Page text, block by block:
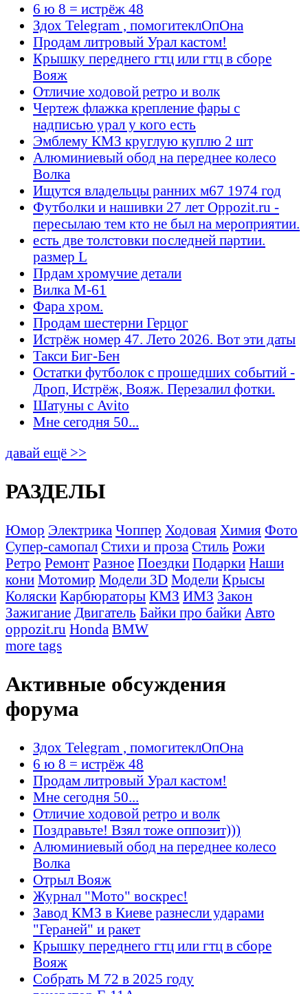
6 ю 8 = истрёж 48
Здох Telegram , помогитеклОпОна
Продам литровый Урал кастом!
Крышку переднего гтц или гтц в сборе
Вояж
Отличие ходовой ретро и волк
Чертеж флажка крепление фары с
надписью урал у кого есть
Эмблему КМЗ круглую куплю 2 шт
Алюминиевый обод на переднее колесо
Волка
Ищутся владельцы ранних м67 1974 год
Футболки и нашивки 27 лет Oppozit.ru -
пересылаю тем кто не был на мероприятии.
есть две толстовки последней партии.
размер L
Прдам хромучие детали
Вилка М-61
Фара хром.
Продам шестерни Герцог
Истрёж номер 47. Лето 2026. Вот эти даты
Такси Биг-Бен
Остатки футболок с прошедших событий -
Дроп, Истрёж, Вояж. Перезалил фотки.
Шатуны с Avito
Мне сегодня 50...
давай ещё >>
РАЗДЕЛЫ
Юмор Электрика Чоппер Ходовая Химия Фото
Супер-самопал Стихи и проза Стиль Рожи
Ретро Ремонт Разное Поездки Подарки Наши
кони Мотомир Модели 3D Модели Крысы
Коляски Карбюраторы КМЗ ИМЗ Закон
Зажигание Двигатель Байки про байки Авто
oppozit.ru Honda BMW
more tags
Активные обсуждения
форума
Здох Telegram , помогитеклОпОна
6 ю 8 = истрёж 48
Продам литровый Урал кастом!
Мне сегодня 50...
Отличие ходовой ретро и волк
Поздравьте! Взял тоже оппозит)))
Алюминиевый обод на переднее колесо
Волка
Отрыл Вояж
Журнал "Мото" воскрес!
Завод КМЗ в Киеве разнесли ударами
"Гераней" и ракет
Крышку переднего гтц или гтц в сборе
Вояж
Собрать М 72 в 2025 году